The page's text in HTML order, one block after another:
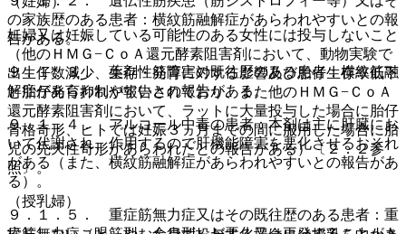
妊婦又は妊娠している可能性のある女性には投与しないこと
（他のＨＭＧ−ＣｏＡ還元酵素阻害剤において、動物実験で
出生仔数減少、生存・発育に対する影響及び胎仔生存率低下
と胎仔発育抑制が報告されており、また他のＨＭＧ−ＣｏＡ
還元酵素阻害剤において、ラットに大量投与した場合に胎仔
骨格奇形、ヒトでは妊娠３ヵ月までの間に服用した場合に胎
児の先天性奇形があらわれたとの報告がある）〔２．２参
照〕。
（授乳婦）
の家族歴のある患者：横紋筋融解症があらわれやすいとの報
告がある。
９．１．３． 薬剤性筋障害の既往歴のある患者：横紋筋融
解症があらわれやすいとの報告がある。
９．１．４． アルコール中毒の患者：本剤は主に肝臓にお
いて代謝され、作用するので肝機能障害を悪化させるおそれ
がある（また、横紋筋融解症があらわれやすいとの報告があ
る）。
９．１．５． 重症筋無力症又はその既往歴のある患者：重